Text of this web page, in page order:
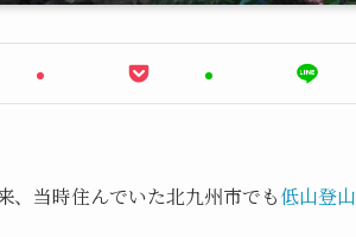
、当時住んでいた北九州市でも低山登山